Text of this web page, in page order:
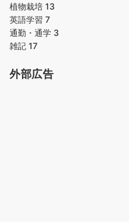
植物栽培 13
英語学習 7
通勤・通学 3
雑記 17
外部広告